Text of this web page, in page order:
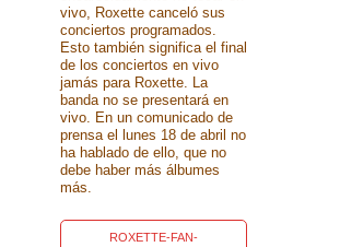
vivo, Roxette canceló sus
conciertos programados.
Esto también significa el final
de los conciertos en vivo
jamás para Roxette. La
banda no se presentará en
vivo. En un comunicado de
prensa el lunes 18 de abril no
ha hablado de ello, que no
debe haber más álbumes
más.
ROXETTE-FAN-